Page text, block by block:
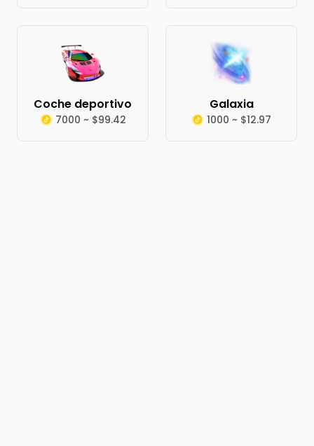
Coche deportivo
7000 ~ $99.42
Galaxia
1000 ~ $12.97